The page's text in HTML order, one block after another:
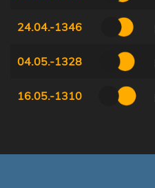
24.04.-1346
04.05.-1328
16.05.-1310